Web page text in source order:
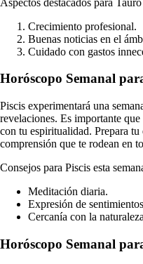
Crecimiento profesional.
Buenas noticias en el
Cuidado con gastos
Horóscopo Semanal
Piscis experimentará una
revelaciones. Es importante
con tu espiritualidad. Prepara
comprensión que te rodean en
Consejos para Piscis esta
Meditación diaria.
Expresión de
Cercanía con la
Horóscopo Semanal